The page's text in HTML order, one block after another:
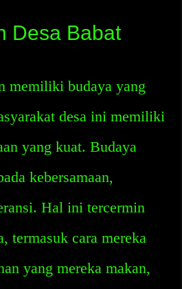
Desa Babat
memiliki budaya yang
desa ini memiliki
yang kuat. Budaya
kebersamaan,
Hal ini tercermin
termasuk cara mereka
yang mereka makan,